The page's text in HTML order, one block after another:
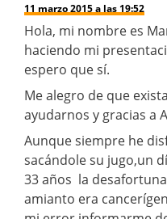
11 marzo 2015 a las 19:52
Hola, mi nombre es
haciendo mi
espero que sí.
Me alegro de que
ayudarnos y gracias a
Aunque siempre he
sacándole su jugo,un
33 años la
amianto era